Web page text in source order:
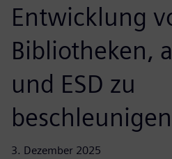
Entwicklung
Bibliotheken,
und ESD zu
beschleunigen
3. Dezember 2025